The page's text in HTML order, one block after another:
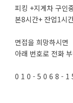
피킹 +지게차 구인
본8시간+ 잔업1시
면접을 희망하시면
아래 번호로 전화
0 1 0 - 5 0 6 8 - 1